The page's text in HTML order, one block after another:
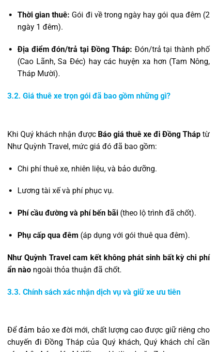
Thời gian thuê: Gói đi về trong ngày hay gói qua đêm (2
ngày 1 đêm).
Địa điểm đón/trả tại Đồng Tháp: Đón/trả tại thành phố
(Cao Lãnh, Sa Đéc) hay các huyện xa hơn (Tam Nông,
Tháp Mười).
3.2. Giá thuê xe trọn gói đã bao gồm những gì?
Khi Quý khách nhận được Báo giá thuê xe đi Đồng Tháp từ
Như Quỳnh Travel, mức giá đó đã bao gồm:
Chi phí thuê xe, nhiên liệu, và bảo dưỡng.
Lương tài xế và phí phục vụ.
Phí cầu đường và phí bến bãi(theo lộ trình đã chốt).
Phụ cấp qua đêm (áp dụng với gói thuê qua đêm).
Như Quỳnh Travel cam kết không phát sinh bất kỳ chi phí
ẩn nào ngoài thỏa thuận đã chốt.
3.3. Chính sách xác nhận dịch vụ và giữ xe ưu tiên
Để đảm bảo xe đời mới, chất lượng cao được giữ riêng cho
chuyến đi Đồng Tháp của Quý khách, Quý khách chỉ cần